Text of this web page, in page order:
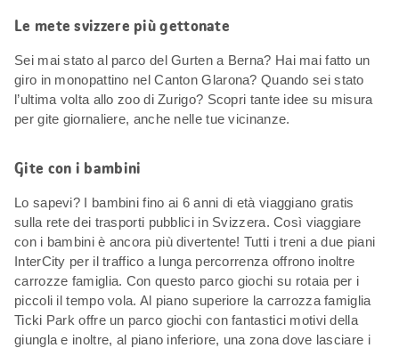
Le mete svizzere più gettonate
Sei mai stato al parco del Gurten a Berna? Hai mai fatto un
giro in monopattino nel Canton Glarona? Quando sei stato
l’ultima volta allo zoo di Zurigo? Scopri tante idee su misura
per gite giornaliere, anche nelle tue vicinanze.
Gite con i bambini
Lo sapevi? I bambini fino ai 6 anni di età viaggiano gratis
sulla rete dei trasporti pubblici in Svizzera. Così viaggiare
con i bambini è ancora più divertente! Tutti i treni a due piani
InterCity per il traffico a lunga percorrenza offrono inoltre
carrozze famiglia. Con questo parco giochi su rotaia per i
piccoli il tempo vola. Al piano superiore la carrozza famiglia
Ticki Park offre un parco giochi con fantastici motivi della
giungla e inoltre, al piano inferiore, una zona dove lasciare i